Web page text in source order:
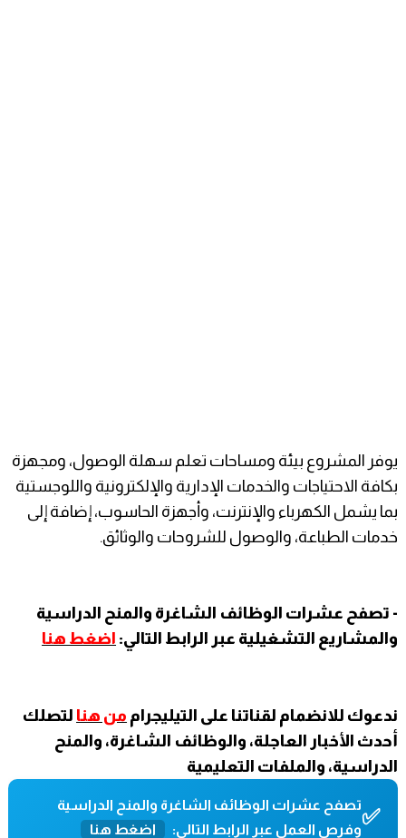
يوفر المشروع بيئة ومساحات تعلم سهلة الوصول، ومجهزة
بكافة الاحتياجات والخدمات الإدارية والإلكترونية واللوجستية
بما يشمل الكهرباء والإنترنت، وأجهزة الحاسوب، إضافة إلى
خدمات الطباعة، والوصول للشروحات والوثائق.
- تصفح عشرات الوظائف الشاغرة والمنح الدراسية
والمشاريع التشغيلية عبر الرابط التالي: اضغط هنا
ندعوك للانضمام لقناتنا على التيليجرام من هنا لتصلك
أحدث الأخبار العاجلة، والوظائف الشاغرة، والمنح
الدراسية، والملفات التعليمية
✅تصفح عشرات الوظائف الشاغرة والمنح الدراسية
وفرص العمل عبر الرابط التالي:
اضغط هنا